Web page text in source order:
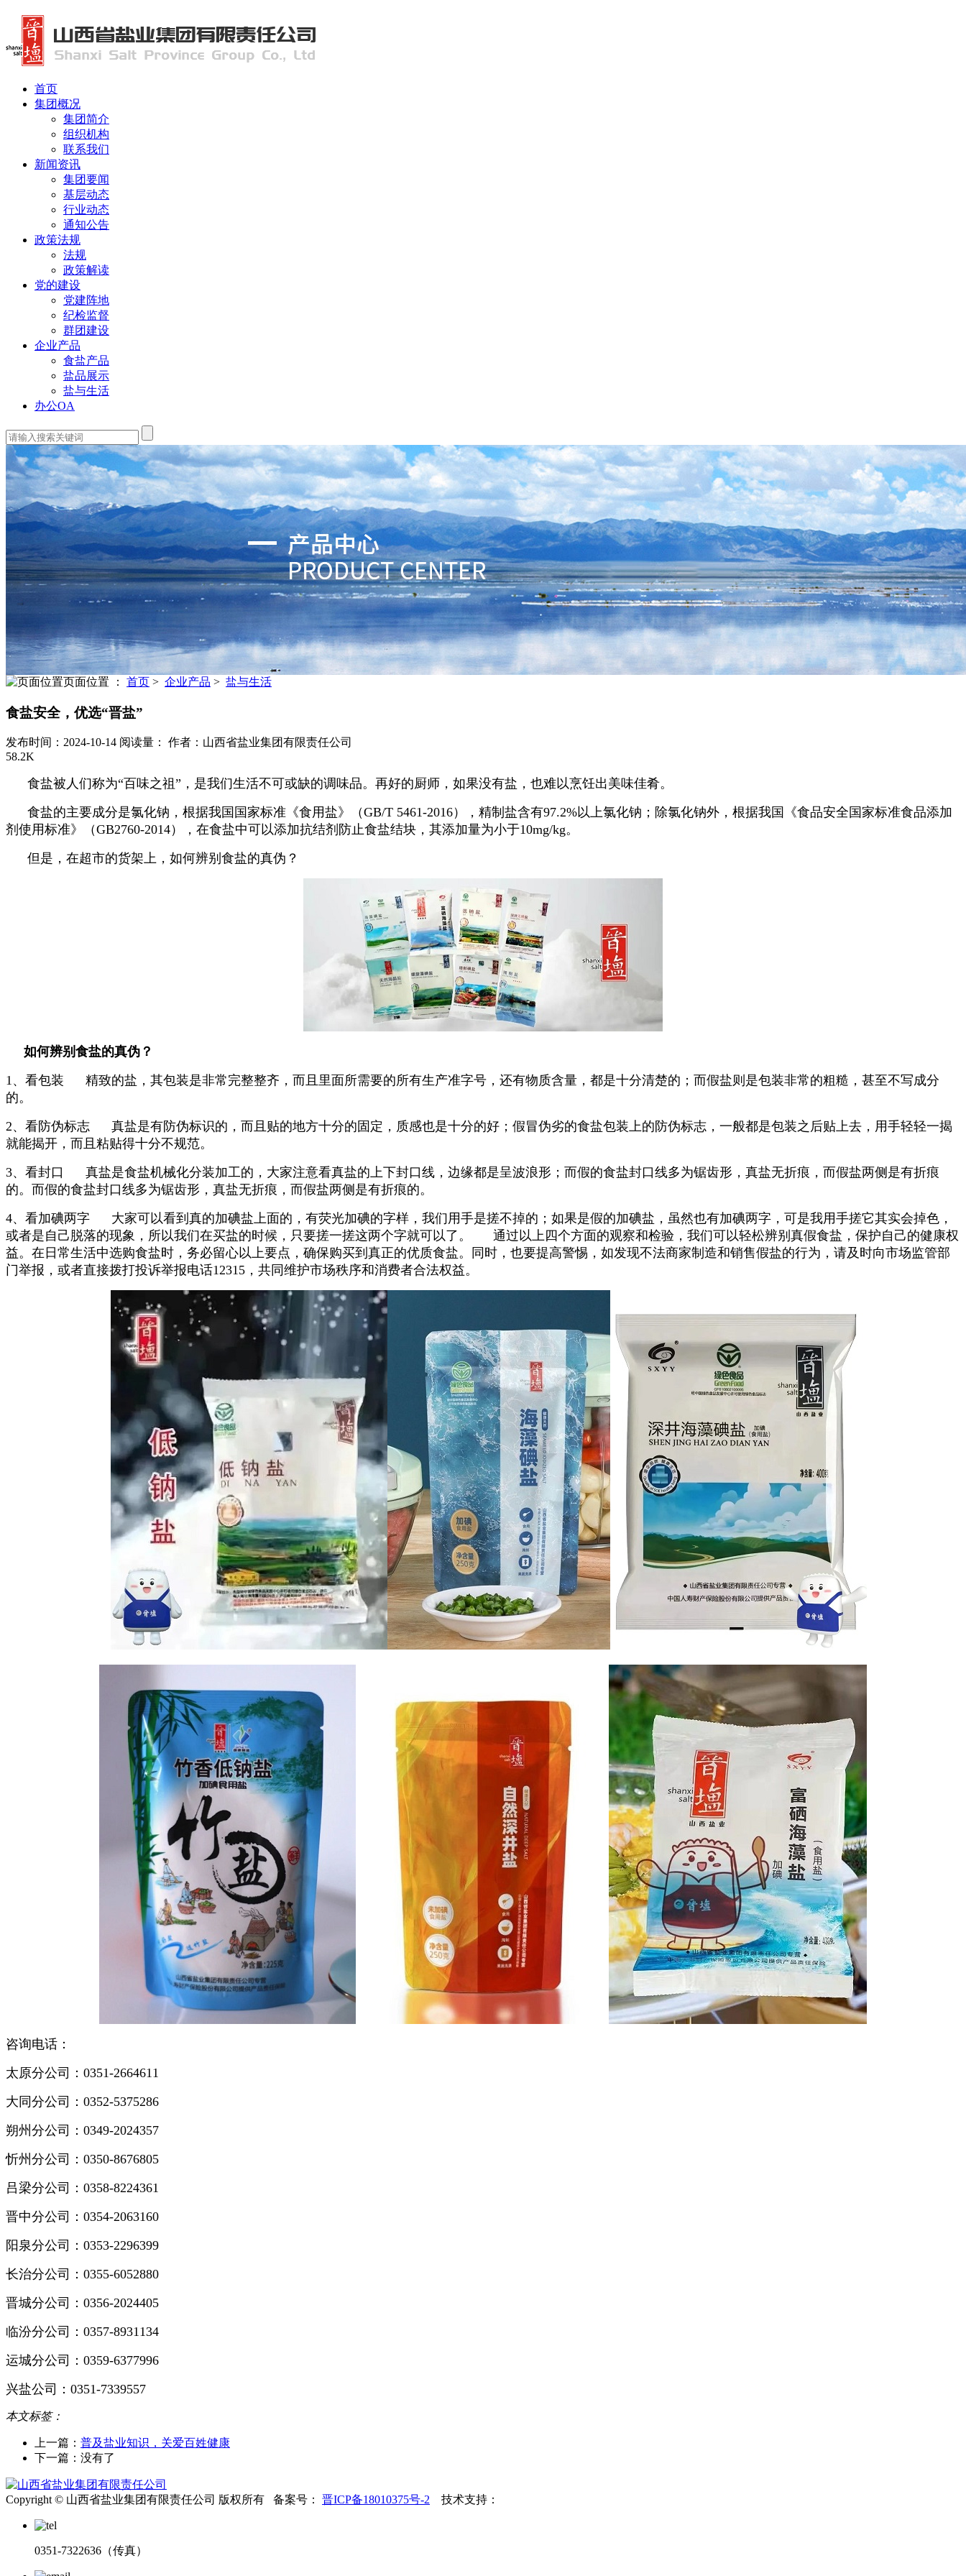
首页
集团概况
集团简介
组织机构
联系我们
新闻资讯
集团要闻
基层动态
行业动态
通知公告
政策法规
法规
政策解读
党的建设
党建阵地
纪检监督
群团建设
企业产品
食盐产品
盐品展示
盐与生活
办公OA
页面位置 ： 首页 > 企业产品 > 盐与生活
食盐安全，优选“晋盐”
发布时间：2024-10-14 阅读量：
作者：山西省盐业集团有限责任公司
58.2K
食盐被人们称为“百味之祖”，是我们生活不可或缺的调味品。再好的厨师，如果没有盐，也难以烹饪出美味佳肴。
食盐的主要成分是氯化钠，根据我国国家标准《食用盐》（GB/T 5461-2016），精制盐含有97.2%以上氯化钠；除氯化钠外，根据我国《食品安全国家标准食品添加
剂使用标准》（GB2760-2014），在食盐中可以添加抗结剂防止食盐结块，其添加量为小于10mg/kg。
但是，在超市的货架上，如何辨别食盐的真伪？
如何辨别食盐的真伪？
1、看包装 精致的盐，其包装是非常完整整齐，而且里面所需要的所有生产准字号，还有物质含量，都是十分清楚的；而假盐则是包装非常的粗糙，甚至不写成分
的。
2、看防伪标志 真盐是有防伪标识的，而且贴的地方十分的固定，质感也是十分的好；假冒伪劣的食盐包装上的防伪标志，一般都是包装之后贴上去，用手轻轻一揭
就能揭开，而且粘贴得十分不规范。
3、看封口 真盐是食盐机械化分装加工的，大家注意看真盐的上下封口线，边缘都是呈波浪形；而假的食盐封口线多为锯齿形，真盐无折痕，而假盐两侧是有折痕
的。而假的食盐封口线多为锯齿形，真盐无折痕，而假盐两侧是有折痕的。
4、看加碘两字 大家可以看到真的加碘盐上面的，有荧光加碘的字样，我们用手是搓不掉的；如果是假的加碘盐，虽然也有加碘两字，可是我用手搓它其实会掉色，
或者是自己脱落的现象，所以我们在买盐的时候，只要搓一搓这两个字就可以了。 通过以上四个方面的观察和检验，我们可以轻松辨别真假食盐，保护自己的健康权
益。在日常生活中选购食盐时，务必留心以上要点，确保购买到真正的优质食盐。同时，也要提高警惕，如发现不法商家制造和销售假盐的行为，请及时向市场监管部
门举报，或者直接拨打投诉举报电话12315，共同维护市场秩序和消费者合法权益。
咨询电话：
太原分公司：0351-2664611
大同分公司：0352-5375286
朔州分公司：0349-2024357
忻州分公司：0350-8676805
吕梁分公司：0358-8224361
晋中分公司：0354-2063160
阳泉分公司：0353-2296399
长治分公司：0355-6052880
晋城分公司：0356-2024405
临汾分公司：0357-8931134
运城分公司：0359-6377996
兴盐公司：0351-7339557
本文标签：
上一篇： 普及盐业知识，关爱百姓健康
下一篇： 没有了
Copyright © 山西省盐业集团有限责任公司 版权所有 备案号： 晋ICP备18010375号-2 技术支持：
0351-7322636（传真）